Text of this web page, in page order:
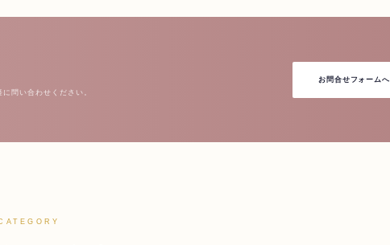
問い合わせください。
お問合せフォームへ